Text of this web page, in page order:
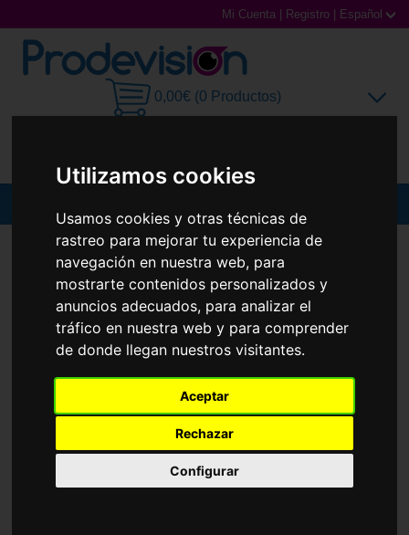
Utilizamos cookies
Usamos cookies y otras técnicas de
rastreo para mejorar tu experiencia de
navegación en nuestra web, para
mostrarte contenidos personalizados y
anuncios adecuados, para analizar el
tráfico en nuestra web y para comprender
de donde llegan nuestros visitantes.
Aceptar
Rechazar
Configurar
Mi Cuenta Registro Español
0,00€ (0 Productos)
Gafas de Sol
Gafas Graduadas
Gafas Deportivas
Lentillas
Accesorios
GAFAS DE SOL PRADA PR 09ZS